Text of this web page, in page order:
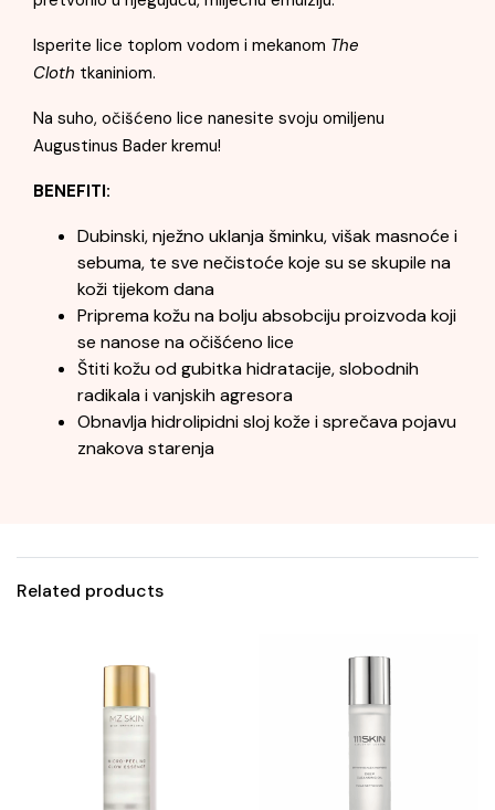
Isperite lice toplom vodom i mekanom The
Cloth tkaniniom.
Na suho, očišćeno lice nanesite svoju omiljenu
Augustinus Bader kremu!
BENEFITI:
Dubinski, nježno uklanja šminku, višak masnoće i
sebuma, te sve nečistoće koje su se skupile na
koži tijekom dana
Priprema kožu na bolju absobciju proizvoda koji
se nanose na očišćeno lice
Štiti kožu od gubitka hidratacije, slobodnih
radikala i vanjskih agresora
Obnavlja hidrolipidni sloj kože i sprečava pojavu
znakova starenja
Related products